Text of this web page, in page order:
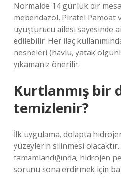
Normalde 14 günlük bir
mebendazol, Piratel Pamoat
uyuşturucu ailesi sayesinde
edilebilir. Her ilaç
nesneleri (havlu, yatak
yıkamanız önerilir.
Kurtlanmış bir
temizlenir?
İlk uygulama, dolapta
yüzeylerin silinmesi olacaktır.
tamamlandığında, hidrojen
sorunu sona erdirmek için